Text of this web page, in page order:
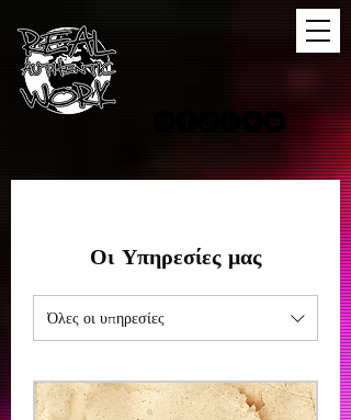
Οι Υπηρεσίες μας
Όλες οι υπηρεσίες